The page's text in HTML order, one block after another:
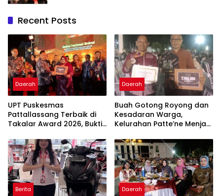
Recent Posts
Daerah
UPT Puskesmas
Pattallassang Terbaik di
Takalar Award 2026, Bukti
Pelayanan Kesehatan
Berkualitas
Daerah
Buah Gotong Royong dan
Kesadaran Warga,
Kelurahan Patte’ne Menjadi
2026
Berita Daerah